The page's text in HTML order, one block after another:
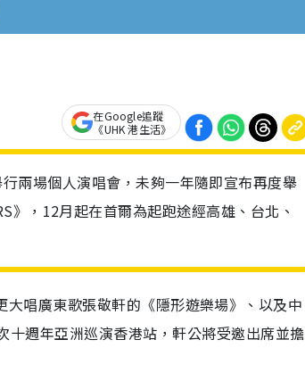
在Google追蹤
《UHK 港生活》
兩場個人演唱會，未夠一年隨即宣布再度舉
》，12月起在首爾為起跑途經高雄、台北、
唱廣東歌張敬軒的《隱形遊樂場》、以及中
週年亞洲巡演香港站，軒公將受邀出席並擔